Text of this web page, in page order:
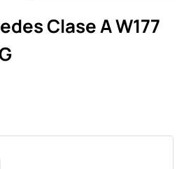
Clase A W177